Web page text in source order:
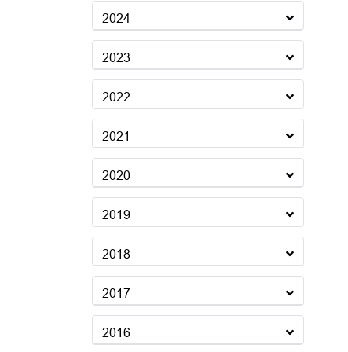
2024
2023
2022
2021
2020
2019
2018
2017
2016